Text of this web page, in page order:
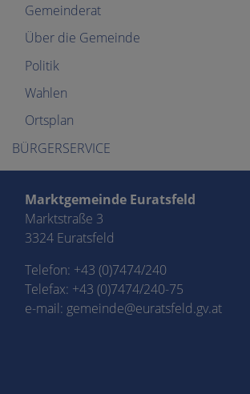
Gemeinderat
Über die Gemeinde
Politik
Wahlen
Ortsplan
BÜRGERSERVICE
Marktgemeinde Euratsfeld
Marktstraße 3
3324 Euratsfeld
Telefon: +43 (0)7474/240
Telefax: +43 (0)7474/240-75
e-mail: gemeinde@euratsfeld.gv.at